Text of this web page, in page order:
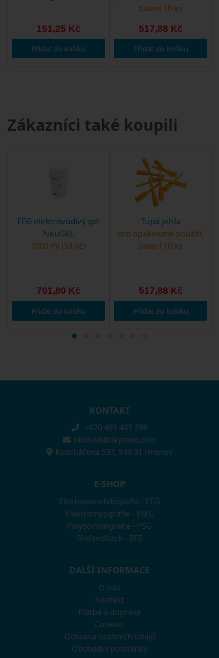
151,25 Kč
Přidat do košíku
balení 10 ks
517,88 Kč
Přidat do košíku
Zákazníci také koupili
EEG elektrovodivý gel
NeuGEL
1000 ml (34 oz)
701,80 Kč
Přidat do košíku
Tupá jehla
pro opakované použití,
balení 10 ks
517,88 Kč
Přidat do košíku
KONTAKT
+420 491 481 298
obchod@deymed.com
Kudrnáčova 533, 549 31 Hronov
E-SHOP
Elektroencefalografie - EEG
Elektromyografie - EMG
Polysomnografie - PSG
Biofeedback - BFB
DALŠÍ INFORMACE
O nás
Kontakt
Platba a doprava
Cookies
Ochrana osobních údajů
Obchodní podmínky